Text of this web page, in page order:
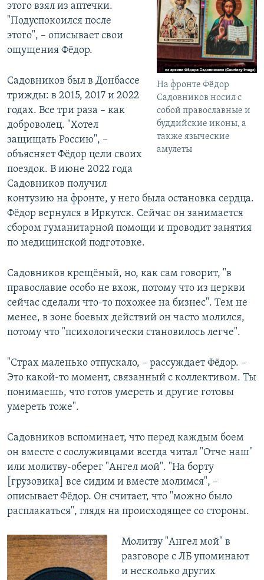
На фронте Фёдор
Садовников носил с
собой православные и
буддийские иконы, а
также языческие
амулеты
этого взял из аптечки.
"Подуспокоился после
этого", – описывает свои
ощущения Фёдор.
Садовников был в Донбассе
трижды: в 2015, 2017 и 2022
годах. Все три раза – как
доброволец. "Хотел
защищать Россию", –
объясняет Фёдор цели своих
поездок. В июне 2022 года
Садовников получил
контузию на фронте, у него была остановка сердца.
Фёдор вернулся в Иркутск. Сейчас он занимается
сбором гуманитарной помощи и проводит занятия
по медицинской подготовке.
Садовников крещёный, но, как сам говорит, "в
православие особо не вхож, потому что из церкви
сейчас сделали что-то похожее на бизнес". Тем не
менее, в зоне боевых действий он часто молился,
потому что "психологически становилось легче".
"Страх маленько отпускало, – рассуждает Фёдор. –
Это какой-то момент, связанный с коллективом. Ты
понимаешь, что готов умереть и другие готовы
умереть тоже".
Садовников вспоминает, что перед каждым боем
он вместе с сослуживцами всегда читал "Отче наш"
или молитву-оберег "Ангел мой". "На борту
[грузовика] все сидим и вместе молимся", –
описывает Фёдор. Он считает, что "можно было
расплакаться", глядя на происходящее со стороны.
Молитву "Ангел мой" в
разговоре с ЛБ упоминают
и несколько других